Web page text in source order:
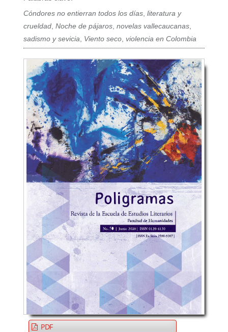
Cóndores no entierran todos los días,literatura y
crueldad,Noche de pájaros,novelas vallecaucanas,
sadismo y sevicia, Viento seco, violencia en Colombia
PDF